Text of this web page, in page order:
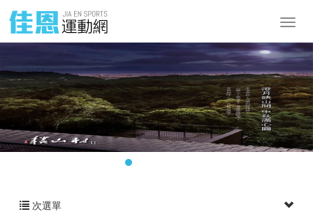
次選單